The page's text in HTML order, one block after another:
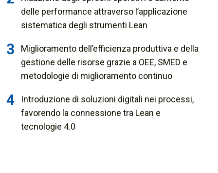
delle performance attraverso l’applicazione
sistematica degli strumenti Lean
Miglioramento dell’efficienza produttiva e della
gestione delle risorse grazie a OEE, SMED e
metodologie di miglioramento continuo
Introduzione di soluzioni digitali nei processi,
favorendo la connessione tra Lean e
tecnologie 4.0